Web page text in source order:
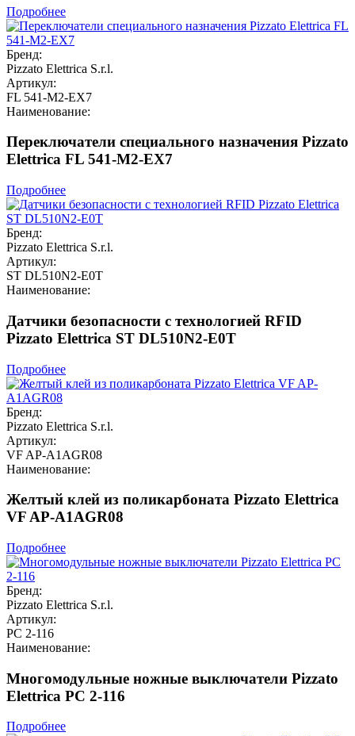
Подробнее
Бренд:
Pizzato Elettrica S.r.l.
Артикул:
FL 541-M2-EX7
Наименование:
Переключатели специального назначения Pizzato
Elettrica FL 541-M2-EX7
Подробнее
Бренд:
Pizzato Elettrica S.r.l.
Артикул:
ST DL510N2-E0T
Наименование:
Датчики безопасности с технологией RFID
Pizzato Elettrica ST DL510N2-E0T
Подробнее
Бренд:
Pizzato Elettrica S.r.l.
Артикул:
VF AP-A1AGR08
Наименование:
Желтый клей из поликарбоната Pizzato Elettrica
VF AP-A1AGR08
Подробнее
Бренд:
Pizzato Elettrica S.r.l.
Артикул:
PC 2-116
Наименование:
Многомодульные ножные выключатели Pizzato
Elettrica PC 2-116
Подробнее